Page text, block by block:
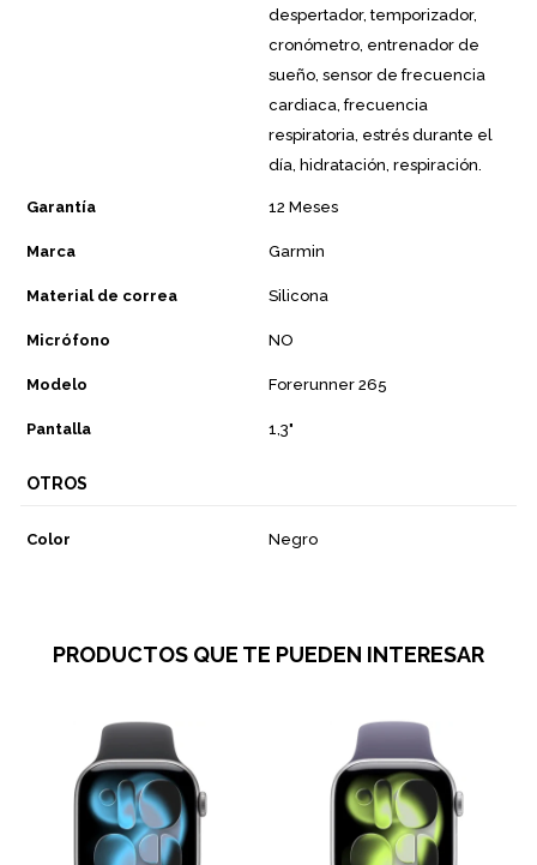
despertador, temporizador,
cronómetro, entrenador de
sueño, sensor de frecuencia
cardiaca, frecuencia
respiratoria, estrés durante el
día, hidratación, respiración.
Garantía 12 Meses
Marca Garmin
Material de correa Silicona
Micrófono NO
Modelo Forerunner 265
Pantalla 1,3"
OTROS
Color Negro
PRODUCTOS QUE TE PUEDEN INTERESAR